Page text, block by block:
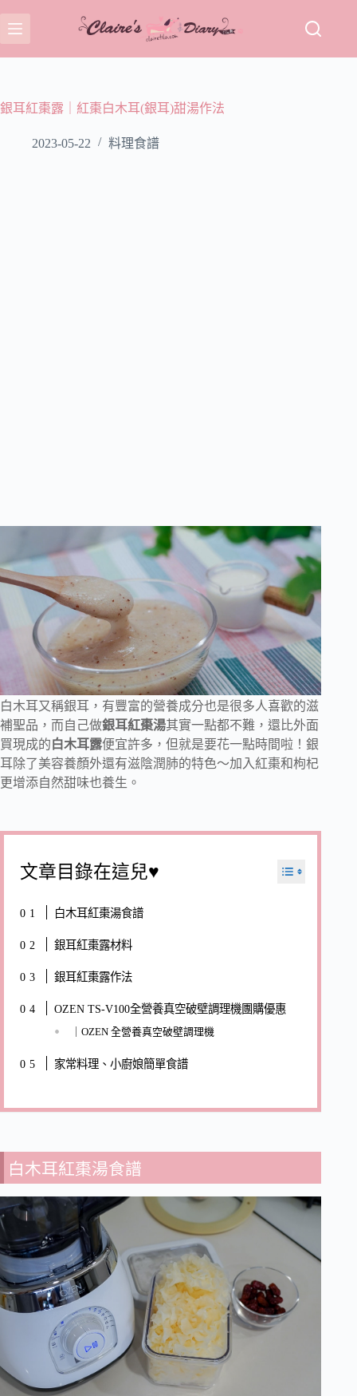
至
主
容
銀耳紅棗露｜紅棗白木耳(銀耳)甜湯作法
2023-05-22 料理食譜
白木耳又稱銀耳，有豐富的營養成分也是很多人喜歡的滋
補聖品，而自己做銀耳紅棗湯其實一點都不難，還比外面
買現成的白木耳露便宜許多，但就是要花一點時間啦！銀
耳除了美容養顏外還有滋陰潤肺的特色～加入紅棗和枸杞
更增添自然甜味也養生。
文章目錄在這兒♥
白木耳紅棗湯食譜
銀耳紅棗露材料
銀耳紅棗露作法
OZEN TS-V100全營養真空破壁調理機團購優惠
｜OZEN 全營養真空破壁調理機
家常料理、小廚娘簡單食譜
白木耳紅棗湯食譜